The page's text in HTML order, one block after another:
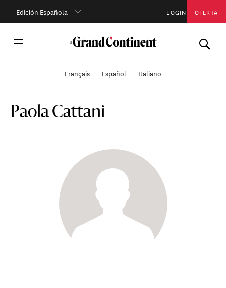
Edición Española LOGIN OFERTA
Français Español Italiano
Paola Cattani